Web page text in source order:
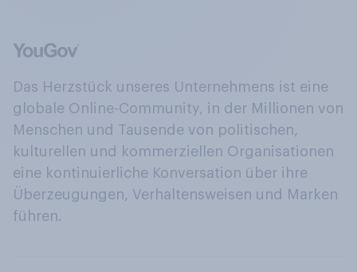
Das Herzstück unseres Unternehmens ist eine
globale Online-Community, in der Millionen von
Menschen und Tausende von politischen,
kulturellen und kommerziellen Organisationen
eine kontinuierliche Konversation über ihre
Überzeugungen, Verhaltensweisen und Marken
führen.